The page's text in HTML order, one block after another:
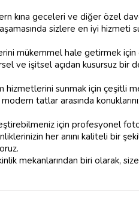
kına geceleri ve diğer özel
sizlere en iyi hizmeti
mükemmel hale getirmek için
ve işitsel açıdan kusursuz bir
hizmetlerini sunmak için çeşitli
tatlar arasında
için profesyonel
her anını kaliteli bir
mekanlarından biri olarak,